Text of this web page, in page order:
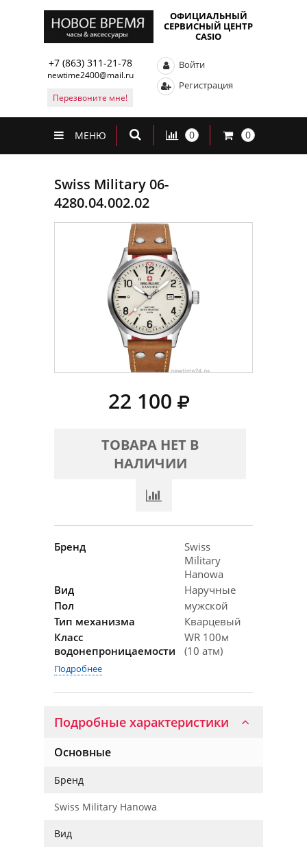
ОФИЦИАЛЬНЫЙ
СЕРВИСНЫЙ ЦЕНТР
CASIO
+7 (863) 311-21-78
newtime2400@mail.ru
Перезвоните мне!
Войти
Регистрация
МЕНЮ 0 0
Swiss Military 06-
4280.04.002.02
22 100
ТОВАРА НЕТ В
НАЛИЧИИ
Бренд
Swiss
Military
Hanowa
Вид
Наручные
Пол
мужской
Тип механизма
Кварцевый
Класс
водонепроницаемости
WR 100м
(10 атм)
Подробнее
Подробные характеристики
Основные
Бренд
Swiss Military Hanowa
Вид